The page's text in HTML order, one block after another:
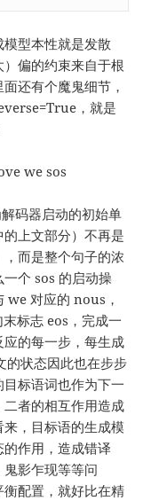
型本性就是发散
偏的约束来自于根
还有个魔鬼细节，
，就是
we sos
码器启动的初始单
上文部分）不再是
而是整个句子的浓
个 sos 的启动操
we 对应的 nous，
标志 eos，完成一
的每一步，每生成
的状态因此也在步步
标语词也作为下一
者的相互作用造成
，目标语的生成模
作用，造成错译
鬼影乍现等等问
配置，就好比在精